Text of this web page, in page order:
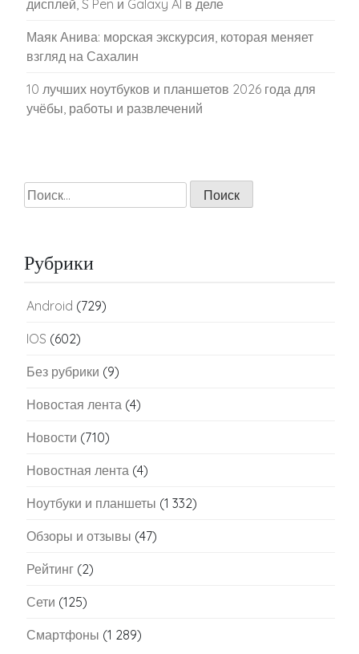
дисплей, S Pen и Galaxy AI в деле
Маяк Анива: морская экскурсия, которая меняет
взгляд на Сахалин
10 лучших ноутбуков и планшетов 2026 года для
учёбы, работы и развлечений
Найти:
Рубрики
Android (729)
IOS (602)
Без рубрики (9)
Новостая лента (4)
Новости (710)
Новостная лента (4)
Ноутбуки и планшеты (1 332)
Обзоры и отзывы (47)
Рейтинг (2)
Сети (125)
Смартфоны (1 289)